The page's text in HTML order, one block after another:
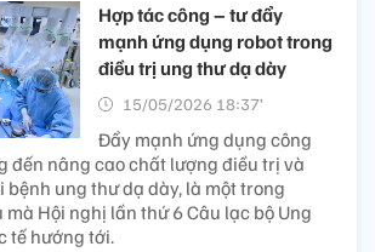
Hợp tác công – tư đẩy
mạnh ứng dụng robot trong
điều trị ung thư dạ dày
15/05/2026 18:37’
Đẩy mạnh ứng dụng công
đến nâng cao chất lượng điều trị và
bệnh ung thư dạ dày, là một trong
Hội nghị lần thứ 6 Câu lạc bộ Ung
tế hướng tới.